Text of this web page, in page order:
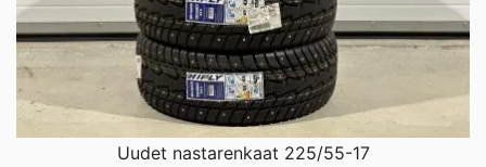
Uudet nastarenkaat 225/55-17